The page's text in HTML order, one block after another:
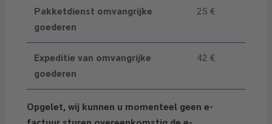
Pakketdienst omvangrijke
goederen
25 €
Expeditie van omvangrijke
goederen
42 €
Opgelet, wij kunnen u momenteel geen e-